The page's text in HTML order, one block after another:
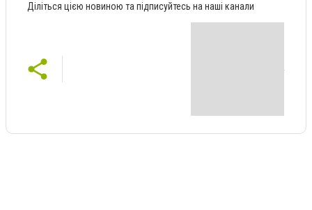
Діліться цією новиною та підписуйтесь на наші канали